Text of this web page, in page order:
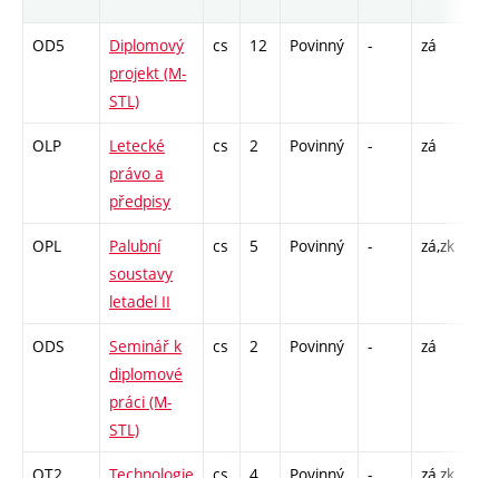
OD5
Diplomový
projekt (M-
STL)
cs 12 Povinný - zá
OLP
Letecké
právo a
předpisy
cs 2 Povinný - zá
OPL
Palubní
soustavy
letadel II
cs 5 Povinný - zá,zk
ODS
Seminář k
diplomové
práci (M-
STL)
cs 2 Povinný - zá